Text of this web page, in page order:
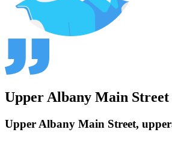
Upper Albany Main Street
Upper Albany Main Street,